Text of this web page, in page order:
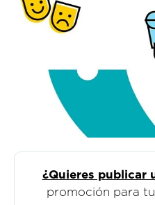
¿Quieres publicar
promoción para